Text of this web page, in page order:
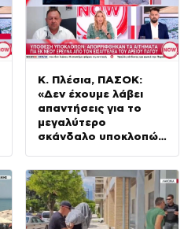
Κ. Πλέσια, ΠΑΣΟΚ:
«Δεν έχουμε λάβει
απαντήσεις για το
μεγαλύτερο
σκάνδαλο υποκλοπών